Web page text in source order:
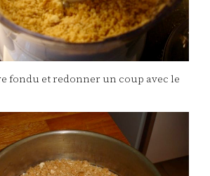
fondu et redonner un coup avec le